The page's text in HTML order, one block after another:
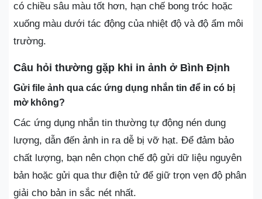
có chiều sâu màu tốt hơn, hạn chế bong tróc hoặc
xuống màu dưới tác động của nhiệt độ và độ ẩm môi
trường.
Câu hỏi thường gặp khi in ảnh ở Bình Định
Gửi file ảnh qua các ứng dụng nhắn tin để in có bị
mờ không?
Các ứng dụng nhắn tin thường tự động nén dung
lượng, dẫn đến ảnh in ra dễ bị vỡ hạt. Để đảm bảo
chất lượng, bạn nên chọn chế độ gửi dữ liệu nguyên
bản hoặc gửi qua thư điện tử để giữ trọn vẹn độ phân
giải cho bản in sắc nét nhất.